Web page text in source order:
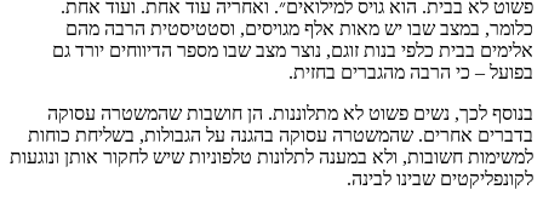
פשוט לא בבית. הוא גויס למילואים״. ואחריה עוד אחת. ועוד אחת.
כלומר, במצב שבו יש מאות אלף מגויסים, וסטטיסטית הרבה מהם
אלימים בבית כלפי בנות זוגם, נוצר מצב שבו מספר הדיווחים יורד גם
בפועל – כי הרבה מהגברים בחזית.
בנוסף לכך, נשים פשוט לא מתלוננות. הן חושבות שהמשטרה עסוקה
בדברים אחרים. שהמשטרה עסוקה בהגנה על הגבולות, בשליחת כוחות
למשימות חשובות, ולא במענה לתלונות טלפוניות שיש לחקור אותן ונוגעות
לקונפליקטים שבינו לבינה.